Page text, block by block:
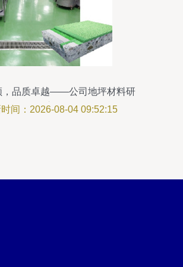
，品质卓越——公司地坪材料研
发之路
间：2026-08-04 09:52:15